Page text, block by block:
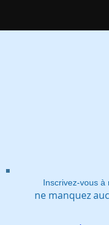
Inscrivez-vous à
ne manquez